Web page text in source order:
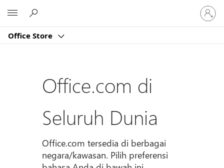
Office Store
Masuk
ke
akun
Office.com di
Seluruh Dunia
Office.com tersedia di berbagai
negara/kawasan. Pilih preferensi